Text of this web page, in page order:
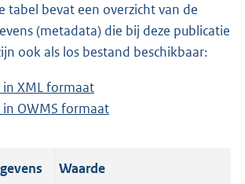
tabel bevat een overzicht van de
(metadata) die bij deze publicatie
ook als los bestand beschikbaar:
XML formaat
e
a
OWMS formaat
Waarde